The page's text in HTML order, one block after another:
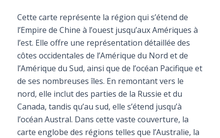
Cette carte représente la région qui s’étend de
l’Empire de Chine à l’ouest jusqu’aux Amériques à
l’est. Elle offre une représentation détaillée des
côtes occidentales de l’Amérique du Nord et de
l’Amérique du Sud, ainsi que de l’océan Pacifique et
de ses nombreuses îles. En remontant vers le
nord, elle inclut des parties de la Russie et du
Canada, tandis qu’au sud, elle s’étend jusqu’à
l’océan Austral. Dans cette vaste couverture, la
carte englobe des régions telles que l’Australie, la